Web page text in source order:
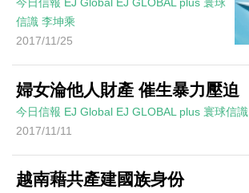
今日信報 EJ Global EJ GLOBAL plus 寰球
信識 李坤乘
2017/11/25
婦女淪他人財產 催生暴力壓迫
今日信報 EJ Global EJ GLOBAL plus 寰球信識
2017/11/11
越南藉共產建國族身份